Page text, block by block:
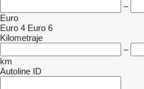
–
Euro
Euro 4 Euro 6
Kilometraje
–
km
Autoline ID